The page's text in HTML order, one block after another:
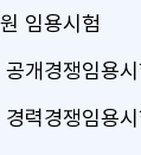
임용시험
개경쟁임용
력경쟁임용